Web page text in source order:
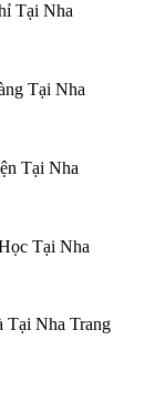
Tại Nha
Tại Nha
Tại Nha
Tại Nha
Tại Nha Trang